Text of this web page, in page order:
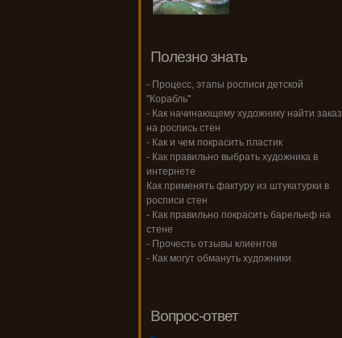
Полезно знать
- Процесс, этапы росписи детской
"Корабль"
- Как начинающему художнику найти заказ
на роспись стен
- Как и чем покрасить пластик
- Как правильно выбрать художника в
интернете
Как применять фактуру из штукатурки в
росписи стен
- Как правильно покрасить барельеф на
стене
- Прочесть отзывы клиентов
- Как могут обмануть художники
Вопрос-ответ